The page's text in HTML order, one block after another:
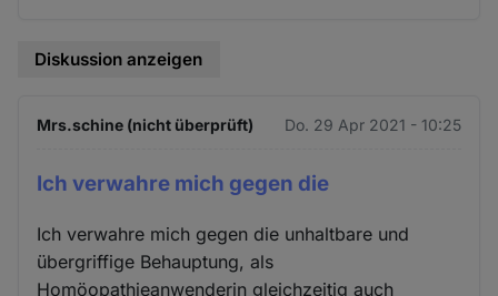
Diskussion anzeigen
Mrs.schine (nicht überprüft) Do. 29 Apr 2021 - 10:25
Ich verwahre mich gegen die
Ich verwahre mich gegen die unhaltbare und
übergriffige Behauptung, als
Homöopathieanwenderin gleichzeitig auch